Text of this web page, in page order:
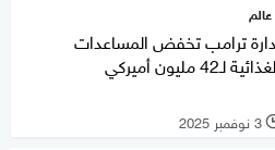
عالم
ترامب تخفض المساعدات
لـ42 مليون أميركي
3 نوفمبر 2025